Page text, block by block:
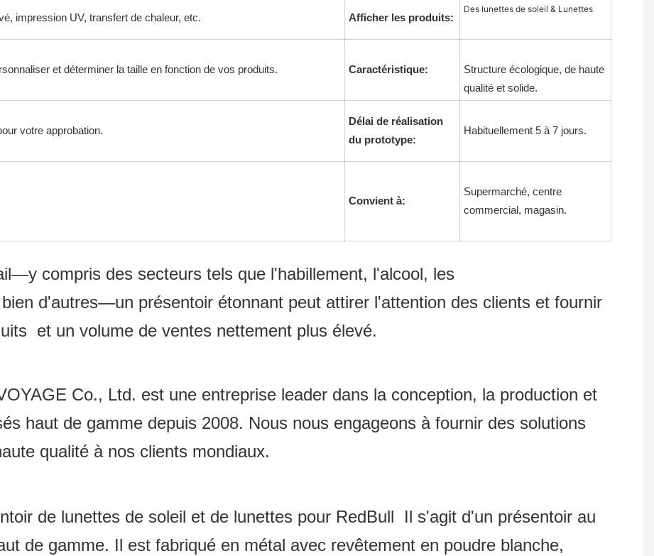
impression UV, transfert de chaleur, etc. Afficher les produits:
Des lunettes de soleil & Lunettes
et déterminer la taille en fonction de vos produits. Caractéristique:
Structure écologique, de haute
qualité et solide.
votre approbation.
Délai de réalisation
du prototype:
Habituellement 5 à 7 jours.
Convient à:
Supermarché, centre
commercial, magasin.
compris des secteurs tels que l'habillement, l'alcool, les
d'autres—un présentoir étonnant peut attirer l'attention des clients et fournir
et un volume de ventes nettement plus élevé.
Co., Ltd. est une entreprise leader dans la conception, la production et
haut de gamme depuis 2008. Nous nous engageons à fournir des solutions
qualité à nos clients mondiaux.
de lunettes de soleil et de lunettes pour RedBull Il s'agit d'un présentoir au
de gamme. Il est fabriqué en métal avec revêtement en poudre blanche,